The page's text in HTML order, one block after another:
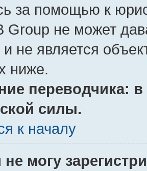
за помощью к
Group не может
не является
ниже.
переводчика:
силы.
к началу
могу